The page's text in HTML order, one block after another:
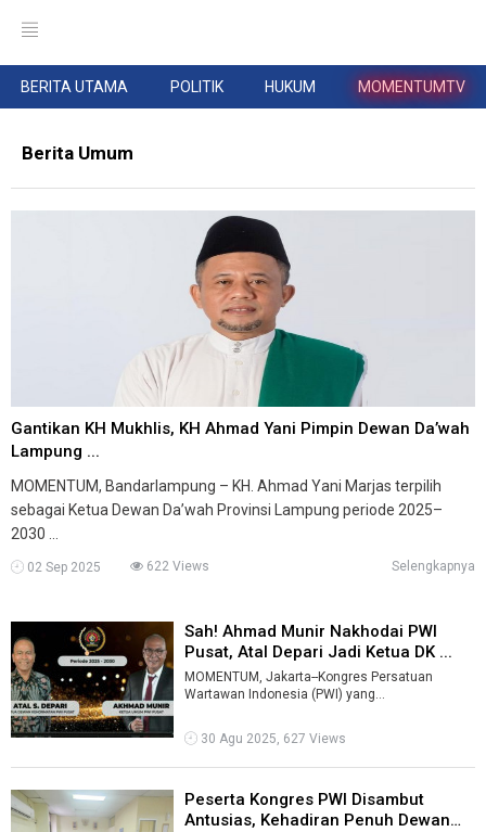
BERITA UTAMA POLITIK HUKUM MOMENTUMTV
Berita Umum
Gantikan KH Mukhlis, KH Ahmad Yani Pimpin Dewan Da’wah
Lampung ...
MOMENTUM, Bandarlampung – KH. Ahmad Yani Marjas terpilih
sebagai Ketua Dewan Da’wah Provinsi Lampung periode 2025–
2030 ...
02 Sep 2025 622 Views Selengkapnya
Sah! Ahmad Munir Nakhodai PWI
Pusat, Atal Depari Jadi Ketua DK ...
MOMENTUM, Jakarta--Kongres Persatuan
Wartawan Indonesia (PWI) yang
resmi berakhir ...
30 Agu 2025, 627 Views
Peserta Kongres PWI Disambut
Antusias, Kehadiran Penuh Dewan